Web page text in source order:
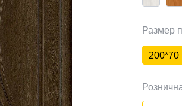
Размер
200*70